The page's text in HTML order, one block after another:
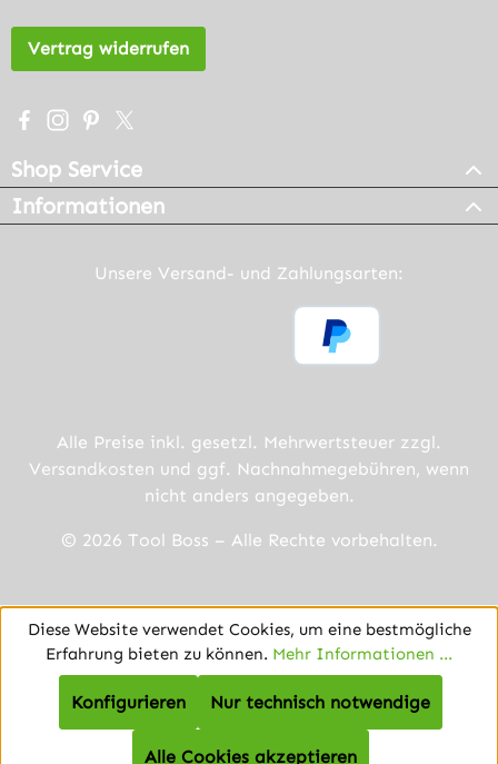
Vertrag widerrufen
Besuche uns auf Facebook – öffnet in neuem Tab
Schau auf Instagram vorbei – öffnet in neuem Tab
Lass dich auf Pinterest inspirieren – öffnet in
Folge uns auf X – öffnet in neuem Tab
Shop Service
Informationen
Unsere Versand- und Zahlungsarten:
Alle Preise inkl. gesetzl. Mehrwertsteuer zzgl.
Versandkosten und ggf. Nachnahmegebühren, wenn
nicht anders angegeben.
© 2026 Tool Boss – Alle Rechte vorbehalten.
Diese Website verwendet Cookies, um eine bestmögliche
Erfahrung bieten zu können. Mehr Informationen ...
Nur technisch notwendige
Konfigurieren
Alle Cookies akzeptieren